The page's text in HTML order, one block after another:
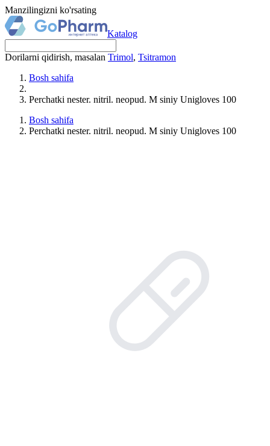
Manzilingizni ko'rsating
Katalog
Dorilarni qidirish, masalan Trimol, Tsitramon
Bosh sahifa
Perchatki nester. nitril. neopud. M siniy Unigloves 100
Bosh sahifa
Perchatki nester. nitril. neopud. M siniy Unigloves 100